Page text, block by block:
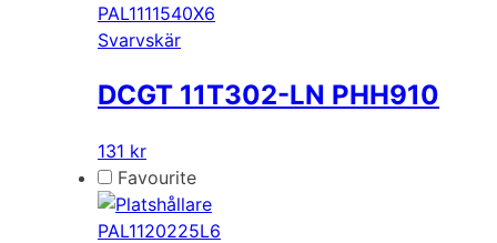
PAL1111540X6
Svarvskär
DCGT 11T302-LN PHH910
131 kr
Favourite
PAL1120225L6